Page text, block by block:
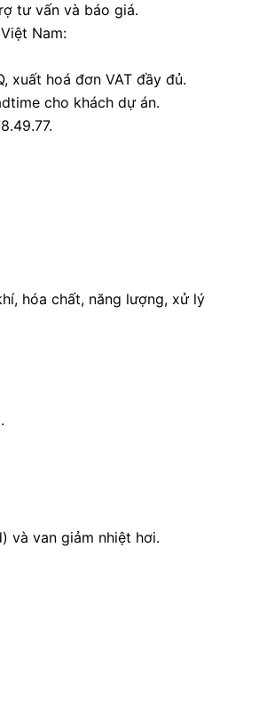
tư vấn và báo giá.
Nam:
xuất hoá đơn VAT đầy đủ.
cho khách dự án.
hóa chất, năng lượng, xử lý
và van giảm nhiệt hơi.